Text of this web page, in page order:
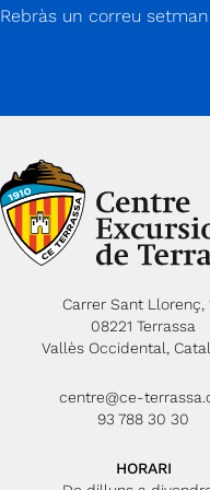
Rebràs un correu
Carrer Sant Llorenç,
08221 Terrassa
Vallès Occidental,
centre@ce-
93 788 30 30
HORARI